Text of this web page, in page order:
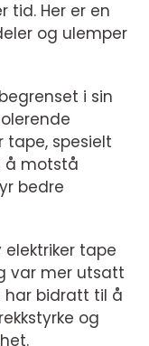
tid. Her er en
og ulemper
i sin
tape, spesielt
å motstå
bedre
elektriker tape
var mer utsatt
har bidratt til å
og